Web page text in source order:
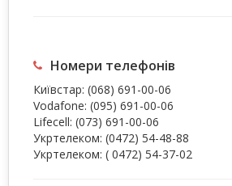
Номери телефонів
Київстар: (068) 691-00-06
Vodafone: (095) 691-00-06
Lifecell: (073) 691-00-06
Укртелеком: (0472) 54-48-88
Укртелеком: ( 0472) 54-37-02